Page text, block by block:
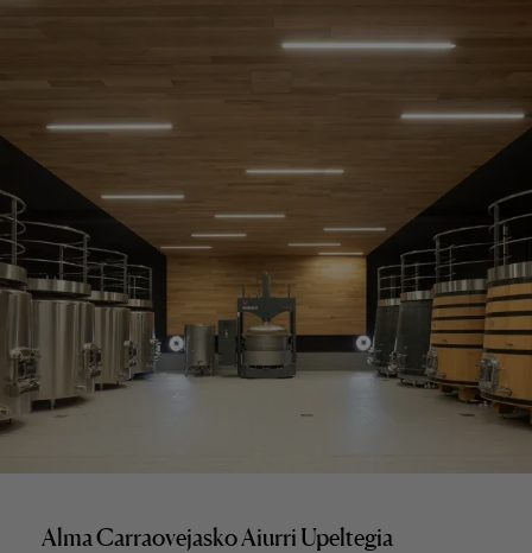
Alma Carraovejasko Aiurri Upeltegia